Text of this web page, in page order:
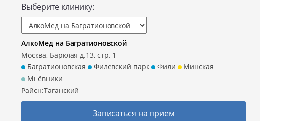
Выберите клинику:
АлкоМед на Багратионовской
Москва, Барклая д.13, стр. 1
Багратионовская
Филевский парк Фили
Минская
Мнёвники
Район:Таганский
Записаться на прием